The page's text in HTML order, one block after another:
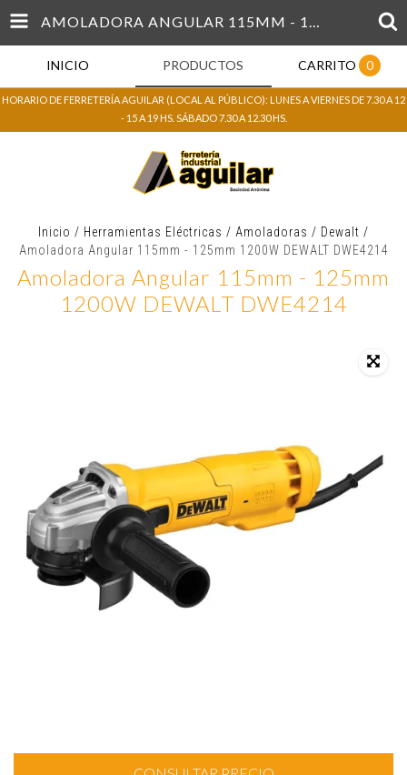
AMOLADORA ANGULAR 115MM - 125MM 1200W DEWALT DWE4214
INICIO PRODUCTOS CARRITO 0
HORARIO DE FERRETERÍA AGUILAR (LOCAL AL PÚBLICO): LUNES A VIERNES DE 7.30 A 12
- 15 A 19 HS. SÁBADO 7.30 A 12.30 HS.
Inicio / Herramientas Eléctricas / Amoladoras / Dewalt /
Amoladora Angular 115mm - 125mm 1200W DEWALT DWE4214
Amoladora Angular 115mm - 125mm
1200W DEWALT DWE4214